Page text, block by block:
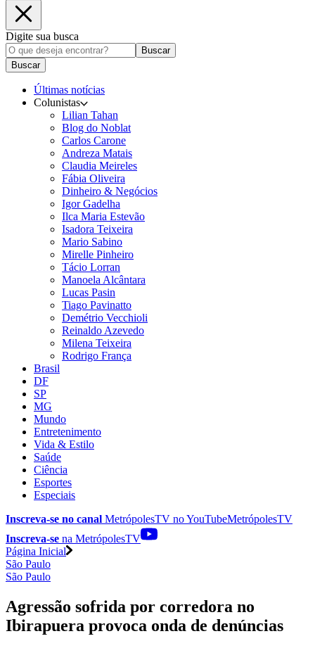
Digite sua busca
Buscar
Buscar
Últimas notícias
Colunistas
Lilian Tahan
Blog do Noblat
Carlos Carone
Andreza Matais
Claudia Meireles
Fábia Oliveira
Dinheiro & Negócios
Igor Gadelha
Ilca Maria Estevão
Isadora Teixeira
Mario Sabino
Mirelle Pinheiro
Tácio Lorran
Manoela Alcântara
Lucas Pasin
Tiago Pavinatto
Demétrio Vecchioli
Reinaldo Azevedo
Milena Teixeira
Rodrigo França
Brasil
DF
SP
MG
Mundo
Entretenimento
Vida & Estilo
Saúde
Ciência
Esportes
Especiais
Inscreva-se no canal MetrópolesTV noYouTubeMetrópolesTV
Inscreva-se na MetrópolesTV
Página Inicial
São Paulo
São Paulo
Agressão sofrida por corredora no
Ibirapuera provoca onda de denúncias